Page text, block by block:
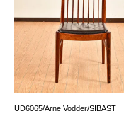
UD6065/Arne Vodder/SIBAST